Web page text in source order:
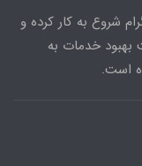
سال 96 در اینستاگرام شروع به کار کرده و
فعالیت جهت بهبود خدمات به
است.